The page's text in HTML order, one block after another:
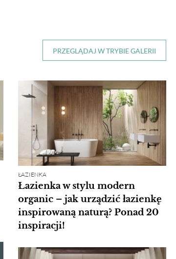
PRZEGLĄDAJ W TRYBIE GALERII
ŁAZIENKA
Łazienka w stylu modern
organic – jak urządzić łazienkę
inspirowaną naturą? Ponad 20
inspiracji!